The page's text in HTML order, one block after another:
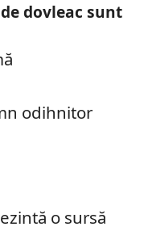
dovleac sunt
odihnitor
o sursă